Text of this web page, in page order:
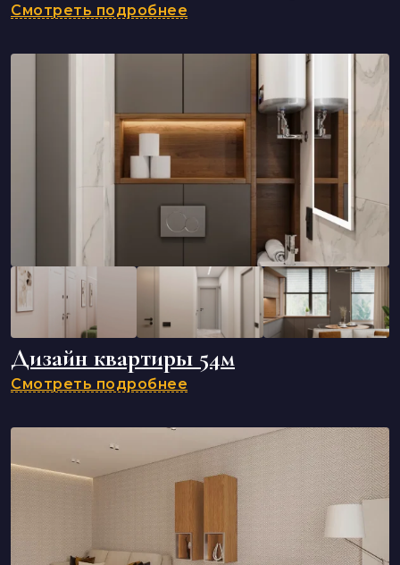
Смотреть подробнее
Дизайн квартиры 54м
Смотреть подробнее